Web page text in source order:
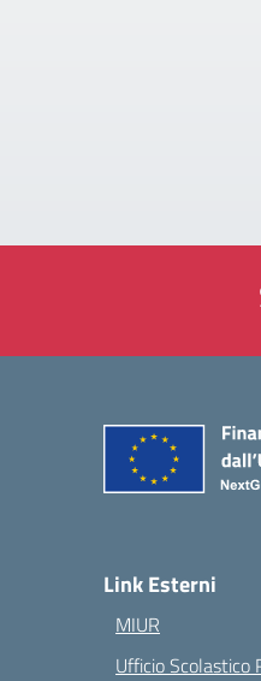
Link Esterni
MIUR
Ufficio Scolastico